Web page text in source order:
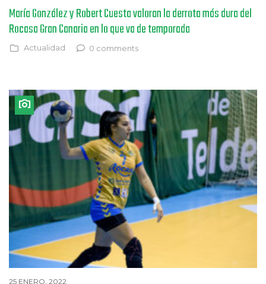
María González y Robert Cuesta valoran la derrota más dura del
Rocasa Gran Canaria en lo que va de temporada
Actualidad 0 comments
25 ENERO, 2022